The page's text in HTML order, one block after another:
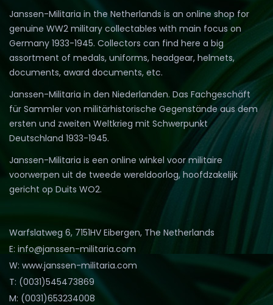
Janssen-Militaria in the Netherlands is an online shop for
genuine WW2 military collectables with main focus on
Germany 1933-1945. Collectors can find here a big
assortment of medals, uniforms, headgear, helmets,
documents, award documents, etc.
Janssen-Militaria in den Niederlanden. Das Fachgeschäft
für Sammler von militärhistorische Gegenstände aus dem
ersten und zweiten Weltkrieg mit Schwerpunkt
Deutschland 1933-1945.
Janssen-Militaria is een online winkel voor militaire
voorwerpen uit de tweede wereldoorlog, hoofdzakelijk
gericht op Duits WO2.
Warfslatweg 6, 7151HV Eibergen, The Netherlands
E: info@janssen-militaria.com
W: www.janssen-militaria.com
T: (0031)545473869
M: (0031)653234008